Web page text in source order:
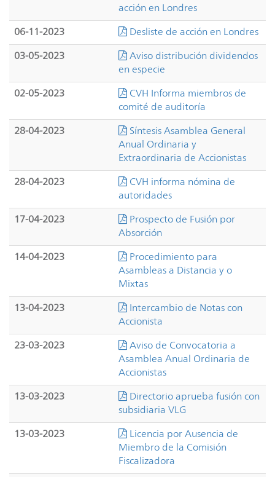
acción en Londres
06-11-2023 Desliste de acción en Londres
03-05-2023
Aviso distribución dividendos
en especie
02-05-2023
CVH Informa miembros de
comité de auditoría
28-04-2023
Síntesis Asamblea General
Anual Ordinaria y
Extraordinaria de Accionistas
28-04-2023
CVH informa nómina de
autoridades
17-04-2023
Prospecto de Fusión por
Absorción
14-04-2023
Procedimiento para
Asambleas a Distancia y o
Mixtas
13-04-2023
Intercambio de Notas con
Accionista
23-03-2023
Aviso de Convocatoria a
Asamblea Anual Ordinaria de
Accionistas
13-03-2023
Directorio aprueba fusión con
subsidiaria VLG
13-03-2023
Licencia por Ausencia de
Miembro de la Comisión
Fiscalizadora